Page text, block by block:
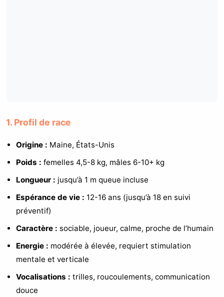
1. Profil de race
Origine : Maine, États-Unis
Poids : femelles 4,5-8 kg, mâles 6-10+ kg
Longueur : jusqu’à 1 m queue incluse
Espérance de vie : 12-16 ans (jusqu’à 18 en suivi
préventif)
Caractère : sociable, joueur, calme, proche de l’humain
Energie : modérée à élevée, requiert stimulation
mentale et verticale
Vocalisations : trilles, roucoulements, communication
douce